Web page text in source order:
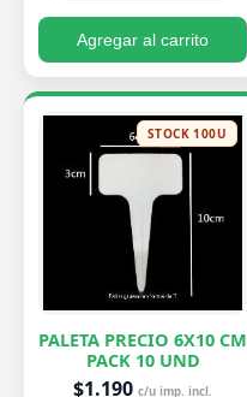
Agregar al carrito
STOCK 100U
PALETA PRECIO 6X10 CM
PACK 10 UND
$1.190 c/u imp. incl.